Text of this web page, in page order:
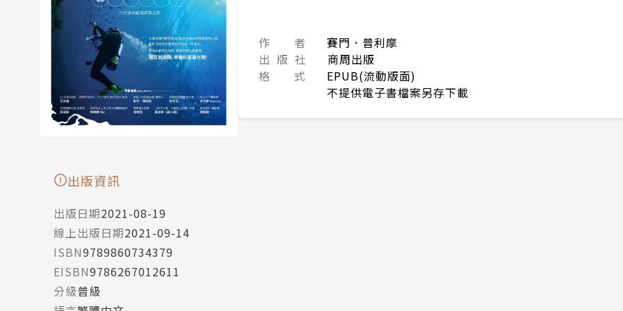
作 者
賽門．普利摩
出 版 社
商周出版
格 式
EPUB(流動版面)
不提供電子書檔案另存下載
出版資訊
出版日期2021-08-19
線上出版日期2021-09-14
ISBN9789860734379
EISBN9786267012611
分級普級